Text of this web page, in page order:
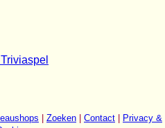
Zoeken Contact
Privacy &